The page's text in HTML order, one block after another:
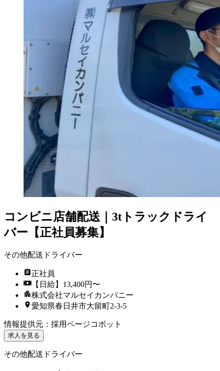
コンビニ店舗配送｜3tトラックドライ
バー【正社員募集】
その他配送ドライバー
正社員
【日給】13,400円〜
株式会社マルセイカンパニー
愛知県春日井市大留町2-3-5
情報提供元 ： 採用ページコボット
求人を見る
その他配送ドライバー